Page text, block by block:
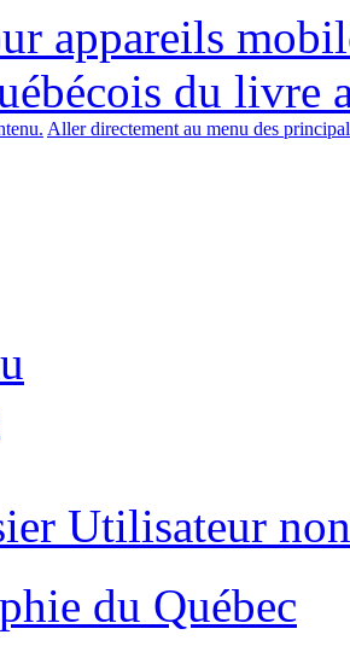
appareils
du livre
Aller directement au menu des
Utilisateur
du Québec